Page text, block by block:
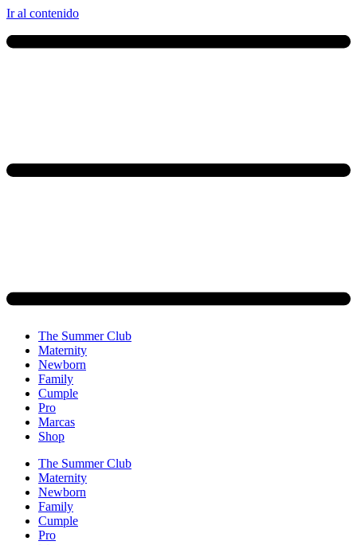
Ir al contenido
The Summer Club
Maternity
Newborn
Family
Cumple
Pro
Marcas
Shop
The Summer Club
Maternity
Newborn
Family
Cumple
Pro